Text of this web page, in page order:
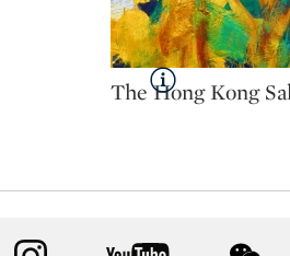
Type: package
The Hong Kong
instagram